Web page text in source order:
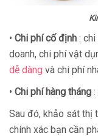
• Chi phí cố định :
doanh, chi phí vật
dễ dàng và chi phí
• Chi phí hàng tháng
Sau đó, khảo sát thị
chính xác bạn cần